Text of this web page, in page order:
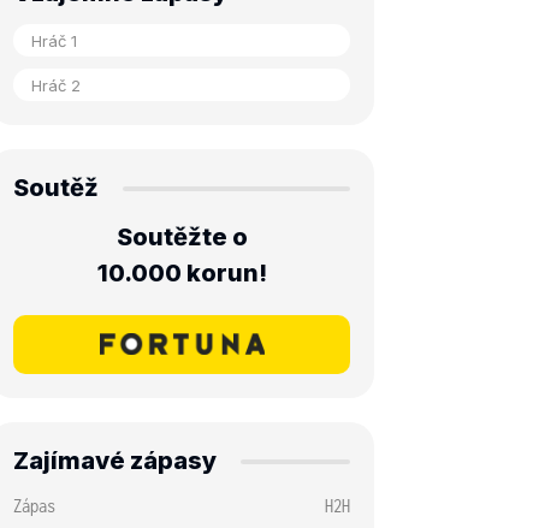
Soutěž
Soutěžte o
10.000 korun!
Zajímavé zápasy
Zápas
H2H